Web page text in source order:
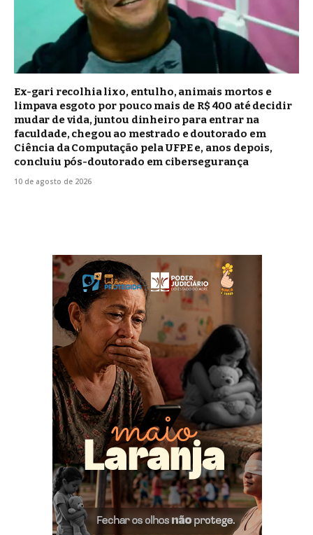
Ex-gari recolhia lixo, entulho, animais mortos e
limpava esgoto por pouco mais de R$ 400 até decidir
mudar de vida, juntou dinheiro para entrar na
faculdade, chegou ao mestrado e doutorado em
Ciência da Computação pela UFPE e, anos depois,
concluiu pós-doutorado em cibersegurança
10 de agosto de 2026